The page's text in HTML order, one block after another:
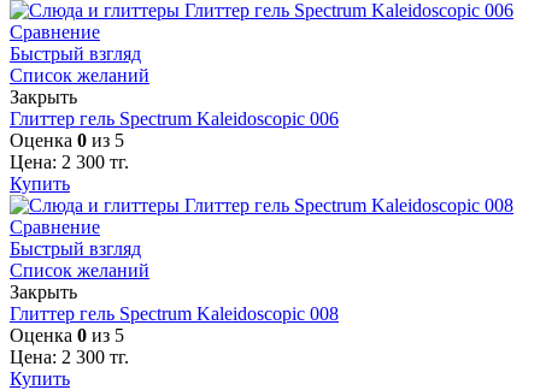
Сравнение
Быстрый взгляд
Список желаний
Закрыть
Глиттер гель Spectrum Kaleidoscopic 006
Оценка 0 из 5
Цена: 2 300 тг.
Купить
Сравнение
Быстрый взгляд
Список желаний
Закрыть
Глиттер гель Spectrum Kaleidoscopic 008
Оценка 0 из 5
Цена: 2 300 тг.
Купить